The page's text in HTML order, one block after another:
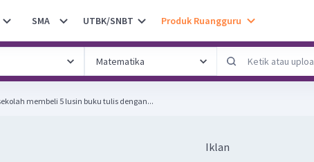
SMA UTBK/SNBT Produk Ruangguru
membeli 5 lusin buku tulis dengan...
Iklan